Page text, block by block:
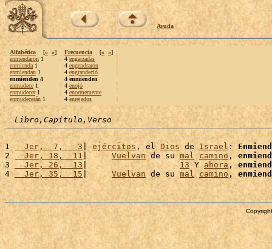
Ayuda
Alfabética [« »]
enmendaron 1
enmienda 1
enmiendan 1
enmienden 4
enmudece 1
enmudecer1
enmudecerán 1
Frecuencia [« »]
4 engarzadas
4 engendraron
4 engrandeció
4 enmienden
4 enojó
4 enormemente
4 enrejados
Libro,Capítulo,Verso
1
  Jer,  7,   3
| ejércitos , el Dios de Israel:
2
  Jer, 18,  11
| Vuelvan de su mal camino ,
3
  Jer, 26,  13
| 13 Y ahora ,
4
  Jer, 35,  15
| Vuelvan de su mal camino,